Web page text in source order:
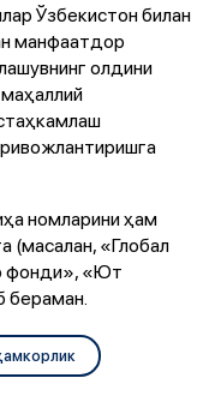
Ўзбекистон билан
манфаатдор
олдини
номларини ҳам
(масалан, «Глобал
фонди», «Ют
бераман.